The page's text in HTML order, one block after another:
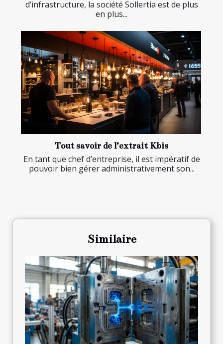
d’infrastructure, la société Sollertia est de plus
en plus...
Tout savoir de l’extrait Kbis
En tant que chef d’entreprise, il est impératif de
pouvoir bien gérer administrativement son...
Similaire